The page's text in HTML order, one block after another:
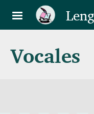
Pasar al contenido
Vocales